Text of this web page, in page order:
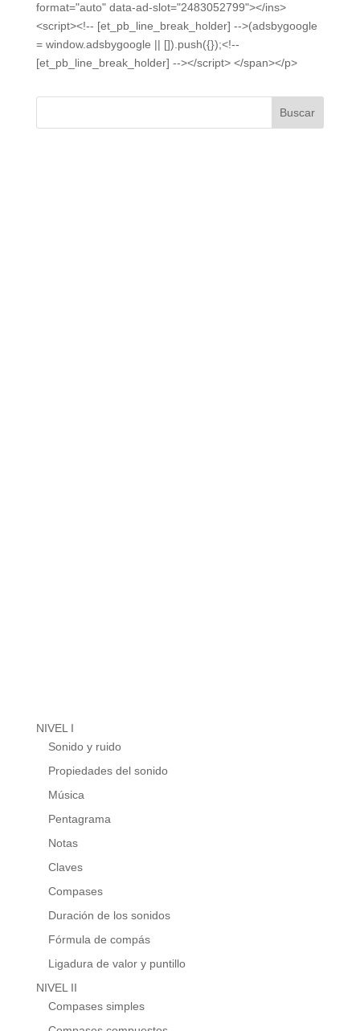
format="auto" data-ad-slot="2483052799"></ins>
<script><!-- [et_pb_line_break_holder] -->(adsbygoogle
= window.adsbygoogle || []).push({});<!--
[et_pb_line_break_holder] --></script> </span></p>
NIVEL I
Sonido y ruido
Propiedades del sonido
Música
Pentagrama
Notas
Claves
Compases
Duración de los sonidos
Fórmula de compás
Ligadura de valor y puntillo
NIVEL II
Compases simples